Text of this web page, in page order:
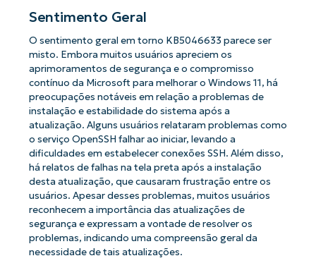
Sentimento Geral
O sentimento geral em torno KB5046633 parece ser
misto. Embora muitos usuários apreciem os
aprimoramentos de segurança e o compromisso
contínuo da Microsoft para melhorar o Windows 11, há
preocupações notáveis em relação a problemas de
instalação e estabilidade do sistema após a
atualização. Alguns usuários relataram problemas como
o serviço OpenSSH falhar ao iniciar, levando a
dificuldades em estabelecer conexões SSH. Além disso,
há relatos de falhas na tela preta após a instalação
desta atualização, que causaram frustração entre os
usuários. Apesar desses problemas, muitos usuários
reconhecem a importância das atualizações de
segurança e expressam a vontade de resolver os
problemas, indicando uma compreensão geral da
necessidade de tais atualizações.